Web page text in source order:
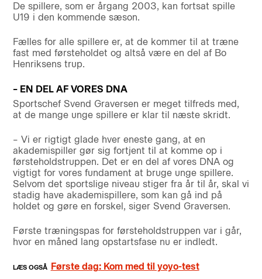
De spillere, som er årgang 2003, kan fortsat spille
U19 i den kommende sæson.
Fælles for alle spillere er, at de kommer til at træne
fast med førsteholdet og altså være en del af Bo
Henriksens trup.
– EN DEL AF VORES DNA
Sportschef Svend Graversen er meget tilfreds med,
at de mange unge spillere er klar til næste skridt.
– Vi er rigtigt glade hver eneste gang, at en
akademispiller gør sig fortjent til at komme op i
førsteholdstruppen. Det er en del af vores DNA og
vigtigt for vores fundament at bruge unge spillere.
Selvom det sportslige niveau stiger fra år til år, skal vi
stadig have akademispillere, som kan gå ind på
holdet og gøre en forskel, siger Svend Graversen.
Første træningspas for førsteholdstruppen var i går,
hvor en måned lang opstartsfase nu er indledt.
Første dag: Kom med til yoyo-test